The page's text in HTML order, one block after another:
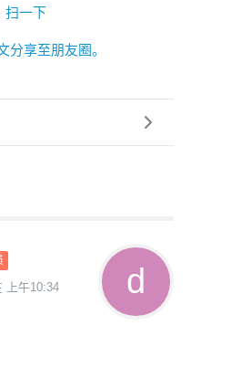
扫一下
分享至朋友圈。
上午10:34